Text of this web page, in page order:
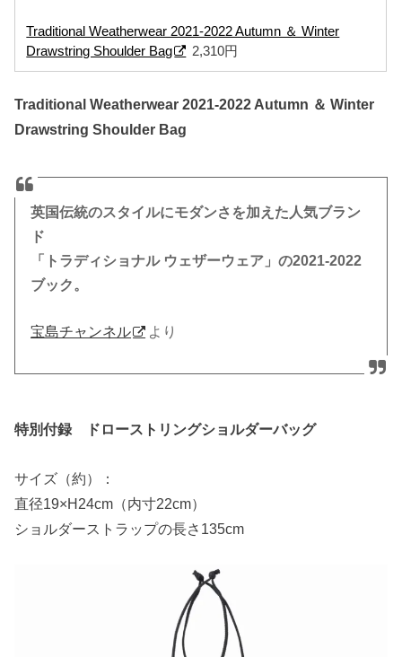
Traditional Weatherwear 2021-2022 Autumn ＆ Winter
Drawstring Shoulder Bag
2,310円
Traditional Weatherwear 2021-2022 Autumn ＆ Winter
Drawstring Shoulder Bag
英国伝統のスタイルにモダンさを加えた人気ブラン
ド
「トラディショナル ウェザーウェア」の2021-2022
ブック。
宝島チャンネル より
特別付録 ドローストリングショルダーバッグ
サイズ（約）：
直径19×H24cm（内寸22cm）
ショルダーストラップの長さ135cm